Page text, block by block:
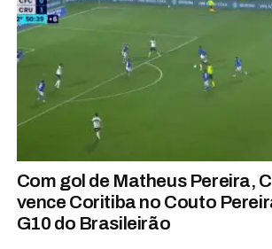
Com gol de Matheus Pereira,
vence Coritiba no Couto
G10 do Brasileirão